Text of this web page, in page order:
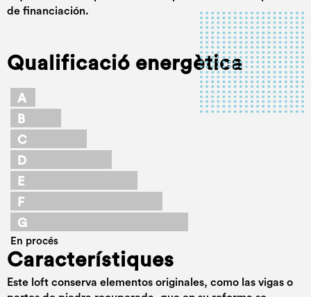
de financiación.
Qualificació energètica
A
B
C
D
E
F
G
En procés
Característiques
Este loft conserva elementos originales, como las vigas o